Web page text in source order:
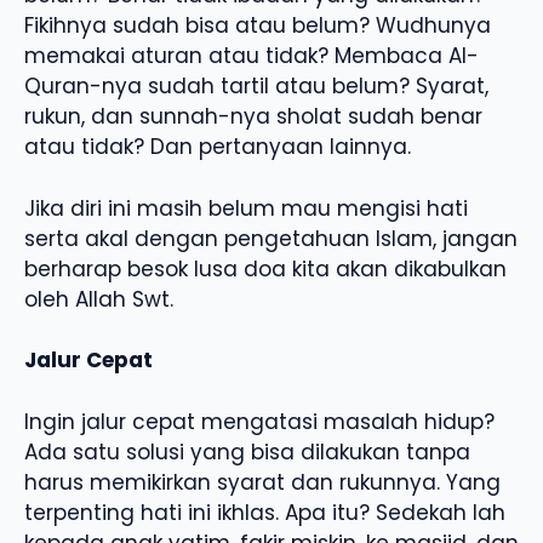
Fikihnya sudah bisa atau belum? Wudhunya
memakai aturan atau tidak? Membaca Al-
Quran-nya sudah tartil atau belum? Syarat,
rukun, dan sunnah-nya sholat sudah benar
atau tidak? Dan pertanyaan lainnya.
Jika diri ini masih belum mau mengisi hati
serta akal dengan pengetahuan Islam, jangan
berharap besok lusa doa kita akan dikabulkan
oleh Allah Swt.
Jalur Cepat
Ingin jalur cepat mengatasi masalah hidup?
Ada satu solusi yang bisa dilakukan tanpa
harus memikirkan syarat dan rukunnya. Yang
terpenting hati ini ikhlas. Apa itu? Sedekah lah